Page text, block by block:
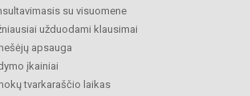
su visuomene
užduodami klausimai
apsauga
įkainiai
tvarkaraščio laikas